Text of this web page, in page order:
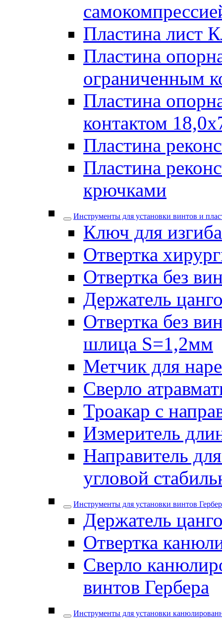
Пластина лист
Пластина
ограниченным
Пластина
контактом
Пластина
Пластина
крючками
Инструменты для установки винтов и
Ключ для
Отвертка
Отвертка без
Держатель
Отвертка без
шлица S=1,2мм
Метчик для
Сверло
Троакар с
Измеритель
Направитель
угловой
Инструменты для установки винтов
Держатель
Отвертка
Сверло
винтов Гербера
Инструменты для установки